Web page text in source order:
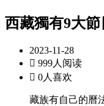
西藏獨有9大
2023-11-28
 999人阅读
 0人喜欢
藏族有自己的曆